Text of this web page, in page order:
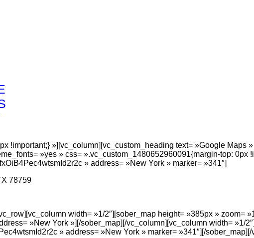
!important;} »][vc_column][vc_custom_heading text= »Google Maps »
»yes » css= ».vc_custom_1480652960091{margin-top: 0px
» address= »New York » marker= »341″]
78759
width= »1/2″][sober_map height= »385px » zoom=
»New York »][/sober_map][/vc_column][vc_column width= »1/
» address= »New York » marker= »341″][/sober_map][/